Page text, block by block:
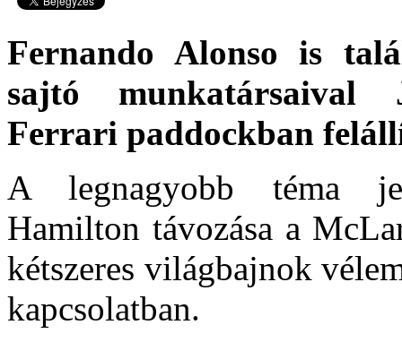
Fernando Alonso is
sajtó munkatársaival
Ferrari paddockban
A legnagyobb téma
Hamilton távozása a
kétszeres világbajnok
kapcsolatban.